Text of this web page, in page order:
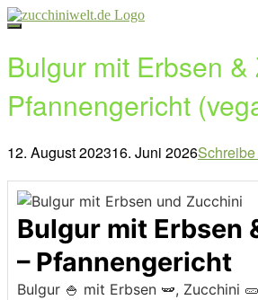
Direkt
zum
Bulgur mit Erbsen
Pfannengericht
12. August 202316. Juni 2026
Beitragsnavigation
Bulgur mit Erbsen
– Pfannengericht
Bulgur 🍚 mit Erbsen 🫛, Zucchini